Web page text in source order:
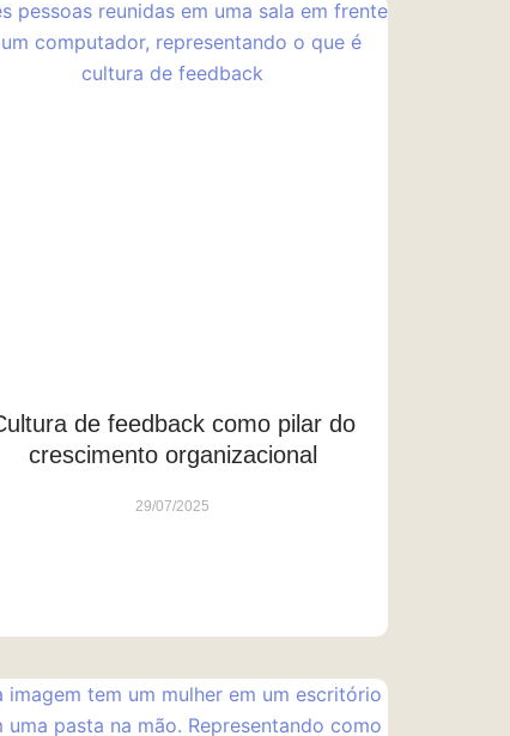
de feedback como pilar do
crescimento organizacional
29/07/2025